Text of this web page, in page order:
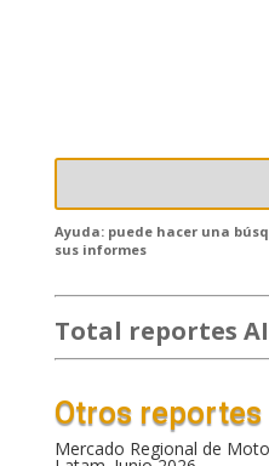
Ayuda: puede hacer una
sus informes
Total reportes
Otros reportes
Mercado Regional de